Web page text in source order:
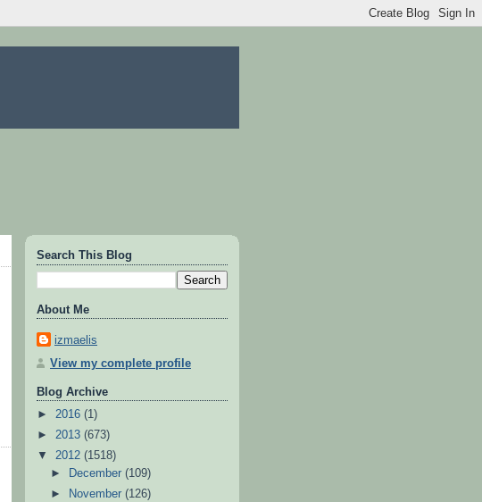
Search This Blog
About Me
izmaelis
View my complete profile
Blog Archive
► 2016 (1)
► 2013 (673)
▼ 2012 (1518)
►
December(109)
►
November(126)